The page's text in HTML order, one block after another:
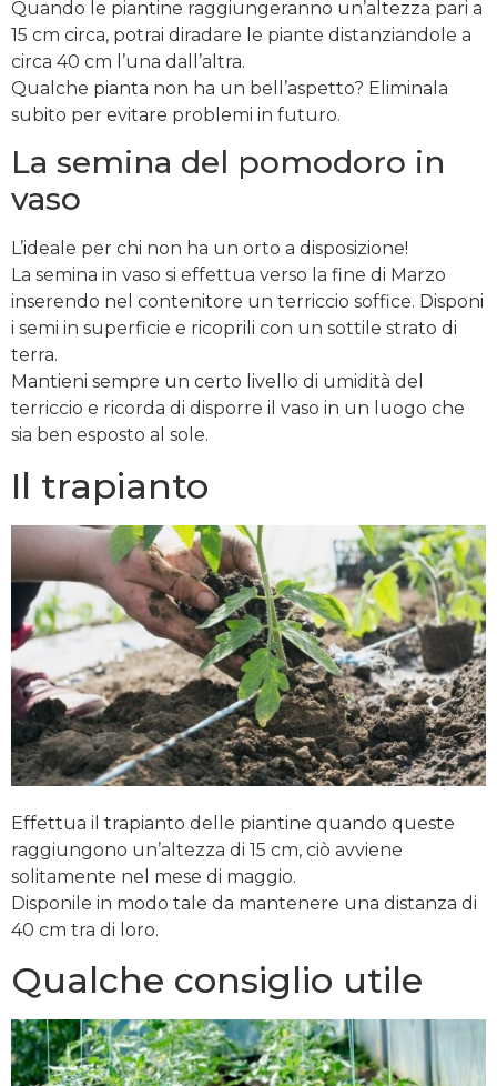
Quando le piantine raggiungeranno un’altezza pari a
15 cm circa, potrai diradare le piante distanziandole a
circa 40 cm l’una dall’altra.
Qualche pianta non ha un bell’aspetto? Eliminala
subito per evitare problemi in futuro.
La semina del pomodoro in
vaso
L’ideale per chi non ha un orto a disposizione!
La semina in vaso si effettua verso la fine di Marzo
inserendo nel contenitore un terriccio soffice. Disponi
i semi in superficie e ricoprili con un sottile strato di
terra.
Mantieni sempre un certo livello di umidità del
terriccio e ricorda di disporre il vaso in un luogo che
sia ben esposto al sole.
Il trapianto
Effettua il trapianto delle piantine quando queste
raggiungono un’altezza di 15 cm, ciò avviene
solitamente nel mese di maggio.
Disponile in modo tale da mantenere una distanza di
40 cm tra di loro.
Qualche consiglio utile